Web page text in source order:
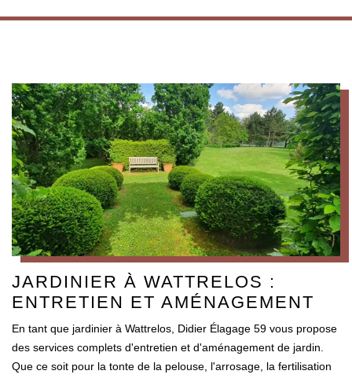
JARDINIER À WATTRELOS :
ENTRETIEN ET AMÉNAGEMENT
En tant que jardinier à Wattrelos, Didier Élagage 59 vous propose
des services complets d'entretien et d'aménagement de jardin.
Que ce soit pour la tonte de la pelouse, l'arrosage, la fertilisation